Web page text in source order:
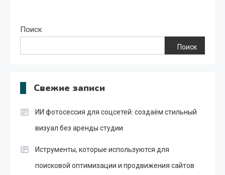
Поиск
Поиск
Свежие записи
ИИ фотосессия для соцсетей: создаём стильный
визуал без аренды студии
Иструменты, которые используются для
поисковой оптимизации и продвижения сайтов